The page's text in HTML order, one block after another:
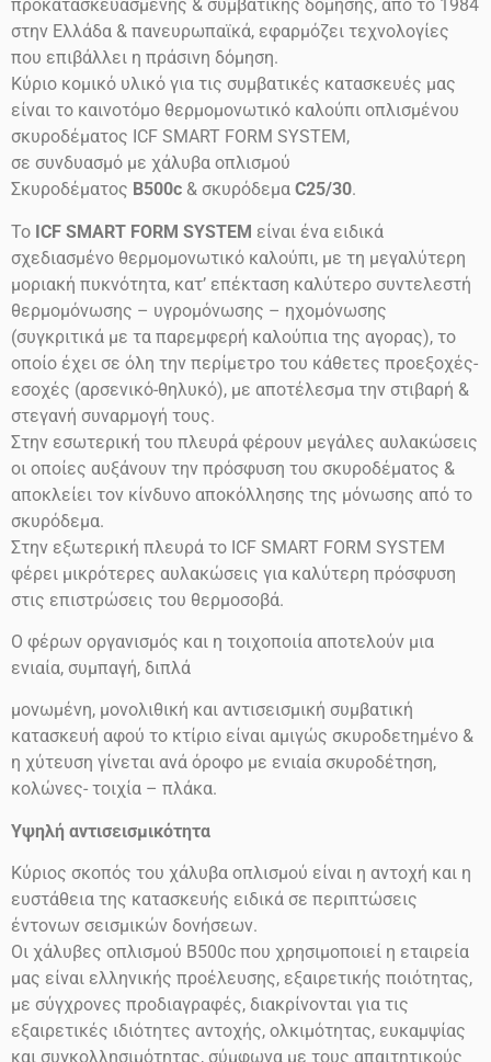
προκατασκευασμένης & συμβατικής δόμησης, απο το 1984
στην Ελλάδα & πανευρωπαϊκά, εφαρμόζει τεχνολογίες
που επιβάλλει η πράσινη δόμηση.
Κύριο κομικό υλικό για τις συμβατικές κατασκευές μας
είναι το καινοτόμο θερμομονωτικό καλούπι οπλισμένου
σκυροδέματος ICF SMART FORM SYSTEM,
σε συνδυασμό με χάλυβα οπλισμού
Σκυροδέματος B500c & σκυρόδεμα C25/30.
Το ICF SMART FORM SYSTEM είναι ένα ειδικά
σχεδιασμένο θερμομονωτικό καλούπι, με τη μεγαλύτερη
μοριακή πυκνότητα, κατ’ επέκταση καλύτερο συντελεστή
θερμομόνωσης – υγρομόνωσης – ηχομόνωσης
(συγκριτικά με τα παρεμφερή καλούπια της αγορας), το
οποίο έχει σε όλη την περίμετρο του κάθετες προεξοχές-
εσοχές (αρσενικό-θηλυκό), με αποτέλεσμα την στιβαρή &
στεγανή συναρμογή τους.
Στην εσωτερική του πλευρά φέρουν μεγάλες αυλακώσεις
οι οποίες αυξάνουν την πρόσφυση του σκυροδέματος &
αποκλείει τον κίνδυνο αποκόλλησης της μόνωσης από το
σκυρόδεμα.
Στην εξωτερική πλευρά το ICF SMART FORM SYSTEM
φέρει μικρότερες αυλακώσεις για καλύτερη πρόσφυση
στις επιστρώσεις του θερμοσοβά.
Ο φέρων οργανισμός και η τοιχοποιία αποτελούν μια
ενιαία, συμπαγή, διπλά
μονωμένη, μονολιθική και αντισεισμική συμβατική
κατασκευή αφού το κτίριο είναι αμιγώς σκυροδετημένο &
η χύτευση γίνεται ανά όροφο με ενιαία σκυροδέτηση,
κολώνες- τοιχία – πλάκα.
Υψηλή αντισεισμικότητα
Κύριος σκοπός του χάλυβα οπλισμού είναι η αντοχή και η
ευστάθεια της κατασκευής ειδικά σε περιπτώσεις
έντονων σεισμικών δονήσεων.
Οι χάλυβες οπλισμού Β500c που χρησιμοποιεί η εταιρεία
μας είναι ελληνικής προέλευσης, εξαιρετικής ποιότητας,
με σύγχρονες προδιαγραφές, διακρίνονται για τις
εξαιρετικές ιδιότητες αντοχής, ολκιμότητας, ευκαμψίας
και συγκολλησιμότητας, σύμφωνα με τους απαιτητικούς